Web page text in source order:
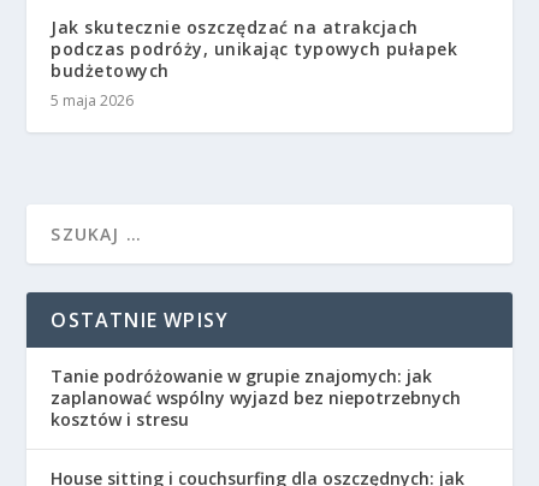
Jak skutecznie oszczędzać na atrakcjach
podczas podróży, unikając typowych pułapek
budżetowych
5 maja 2026
OSTATNIE WPISY
Tanie podróżowanie w grupie znajomych: jak
zaplanować wspólny wyjazd bez niepotrzebnych
kosztów i stresu
House sitting i couchsurfing dla oszczędnych: jak